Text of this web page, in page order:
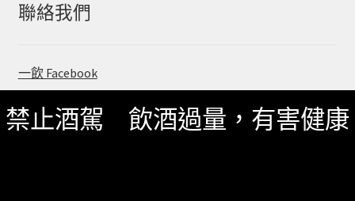
聯絡我們
一飲 Facebook
一飲 LINE@
禁止酒駕 飲酒過量，有害健康